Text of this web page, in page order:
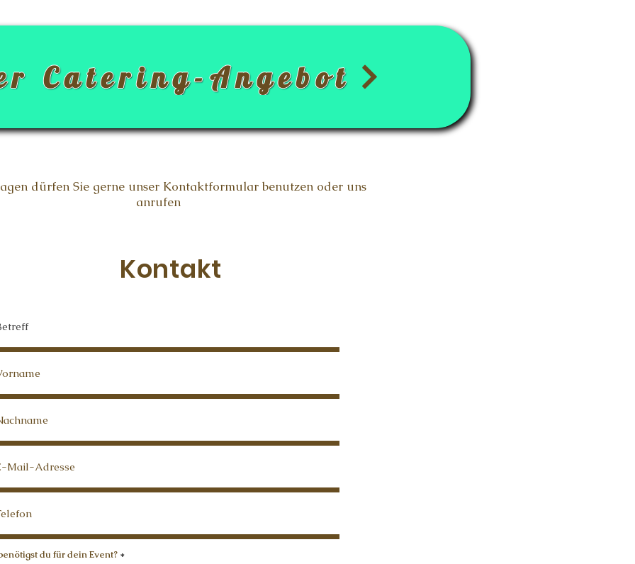
Catering-Angebot
dürfen Sie gerne unser Kontaktformular benutzen oder uns
anrufen
Kontakt
du für dein Event? *P